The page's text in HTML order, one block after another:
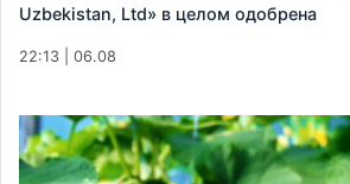
Uzbekistan, Ltd» в целом одобрена
22:13 | 06.08